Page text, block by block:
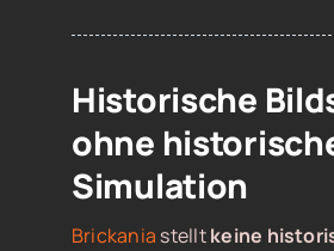
Historische
ohne
Simulation
Brickania stelltkeine